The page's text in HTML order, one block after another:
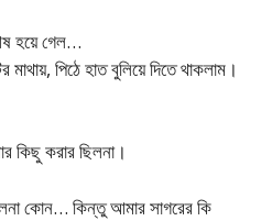
হয়ে গেল…
পিঠে হাত বুলিয়ে দিতে থাকলাম।
কিছু করার ছিলনা।
কোন… কিন্তু আমার সাগরের কি